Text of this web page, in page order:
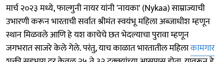
मार्च २०२३ मध्ये, फाल्गुनी नायर यांनी 'नायका' (Nykaa) साम्राज्याची
उभारणी करून भारताची सर्वात श्रीमंत स्वयंभू महिला अब्जाधीश म्हणून
स्थान मिळवले आणि हे यश काचेचे छत भेदल्याचा पुरावा म्हणून
जगभरात साजरे केले गेले. परंतु, याच काळात भारतातील महिलाकामगार